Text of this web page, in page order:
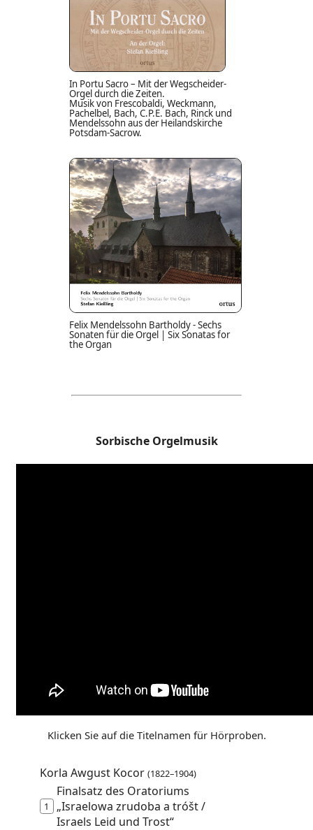
In Portu Sacro – Mit der Wegscheider-
Orgel durch die Zeiten.
Musik von Frescobaldi, Weckmann,
Pachelbel, Bach, C.P.E. Bach, Rinck und
Mendelssohn aus der Heilandskirche
Potsdam-Sacrow.
Felix Mendelssohn Bartholdy - Sechs
Sonaten für die Orgel | Six Sonatas for
the Organ
Sorbische Orgelmusik
Klicken Sie auf die Titelnamen für Hörproben.
Korla Awgust Kocor (1822–1904)
1
Finalsatz des Oratoriums
„Israelowa zrudoba a tróšt /
Israels Leid und Trost“